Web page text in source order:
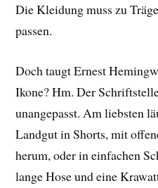
Die Kleidung muss zu
passen.
Doch taugt Ernest
Ikone? Hm. Der
unangepasst. Am liebsten
Landgut in Shorts, mit
herum, oder in einfachen
lange Hose und eine